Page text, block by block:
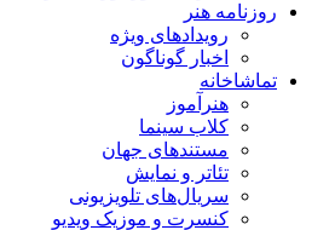
روزنامه هنر
رویدادهای ویژه
اخبار گوناگون
تماشاخانه
هنرآموز
کلاب سینما
مستندهای جهان
تئاتر و نمایش
سریال‌های تلویزیونی
کنسرت و موزیک ویدیو